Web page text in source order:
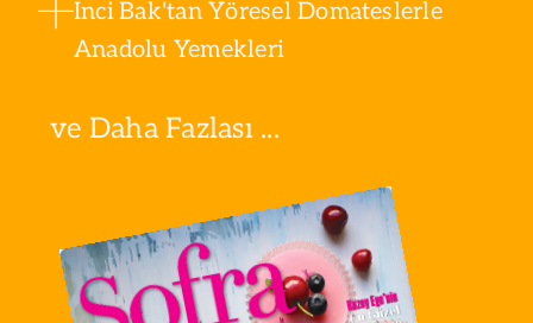
İnci Bak'tan Yöresel Domateslerle
Anadolu Yemekleri
ve Daha Fazlası ...